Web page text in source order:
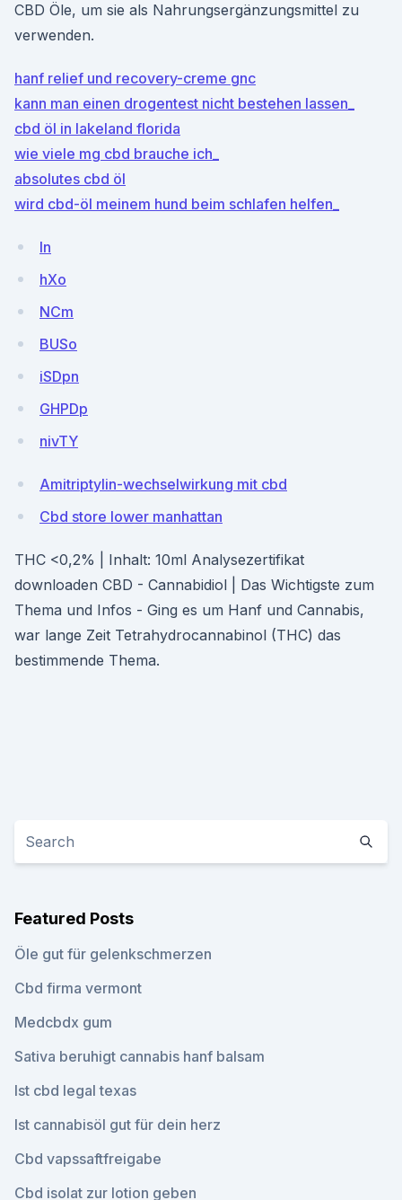
CBD Öle, um sie als Nahrungsergänzungsmittel zu
verwenden.
hanf relief und recovery-creme gnc
kann man einen drogentest nicht bestehen lassen_
cbd öl in lakeland florida
wie viele mg cbd brauche ich_
absolutes cbd öl
wird cbd-öl meinem hund beim schlafen helfen_
In
hXo
NCm
BUSo
iSDpn
GHPDp
nivTY
Amitriptylin-wechselwirkung mit cbd
Cbd store lower manhattan
THC <0,2% | Inhalt: 10ml Analysezertifikat
downloaden CBD - Cannabidiol | Das Wichtigste zum
Thema und Infos - Ging es um Hanf und Cannabis,
war lange Zeit Tetrahydrocannabinol (THC) das
bestimmende Thema.
Featured Posts
Öle gut für gelenkschmerzen
Cbd firma vermont
Medcbdx gum
Sativa beruhigt cannabis hanf balsam
Ist cbd legal texas
Ist cannabisöl gut für dein herz
Cbd vapssaftfreigabe
Cbd isolat zur lotion geben